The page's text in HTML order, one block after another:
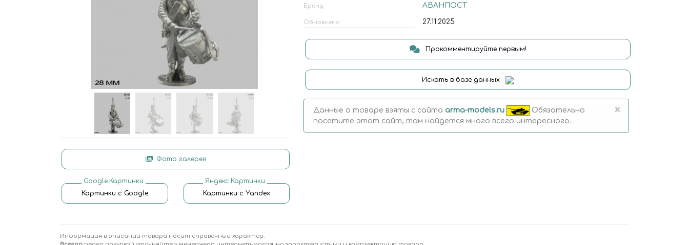
Фото галерея
Google.Картинки
Картинки с Google
Яндекс.Картинки
Картинки с Yandex
Бренд АВАНПОСТ
Обновлено 27.11.2025
Прокомментируйте первым!
Искать в базе данных
Данные о товаре взяты с сайта arma-models.ru
Обязательно
посетите этот сайт, там найдется много всего интересного.
×
Информация в описании товара носит справочный характер.